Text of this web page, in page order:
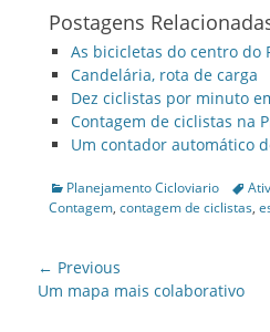
Postagens
As bicicletas do centro do
Candelária, rota de carga
Dez ciclistas por minuto
Contagem de ciclistas na
Um contador automático
Categories
Planejamento Cicloviario Tags
Contagem, contagem de ciclistas,
Post
navigation
← Previous
Previous
Um mapa mais colaborativo